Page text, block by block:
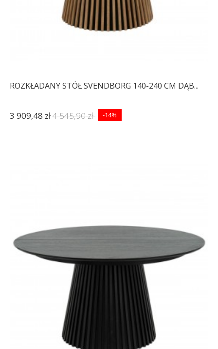
ROZKŁADANY STÓŁ SVENDBORG 140-240 CM DĄB...
3 909,48 zł4 545,90 zł -14%